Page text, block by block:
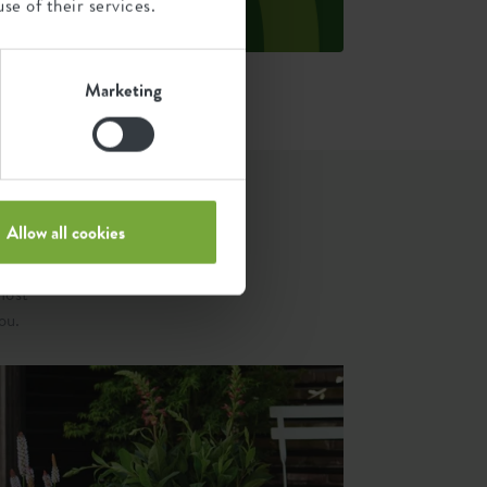
Marketing
Allow all cookies
Anthesis 2023